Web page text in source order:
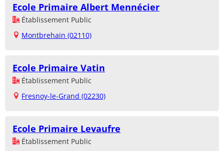
Ecole Primaire Albert Mennécier
Établissement Public
Montbrehain (02110)
Ecole Primaire Vatin
Établissement Public
Fresnoy-le-Grand (02230)
Ecole Primaire Levaufre
Établissement Public